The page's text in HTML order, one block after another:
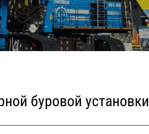
буровой установки